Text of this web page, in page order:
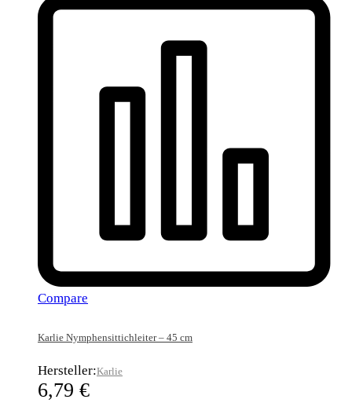
Compare
Karlie Nymphensittichleiter – 45 cm
Hersteller:Karlie
6,79 €